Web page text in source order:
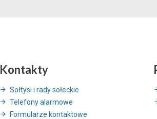
Kontakty
Sołtysi i rady sołeckie
Telefony alarmowe
Formularze kontaktowe